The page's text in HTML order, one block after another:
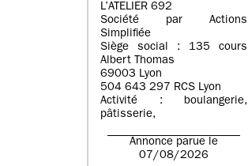
L’ATELIER 692
Société par Actions
Simplifiée
Siège social : 135 cours
Albert Thomas
69003 Lyon
504 643 297 RCS Lyon
Activité : boulangerie,
pâtisserie,
Annonce parue le
07/08/2026